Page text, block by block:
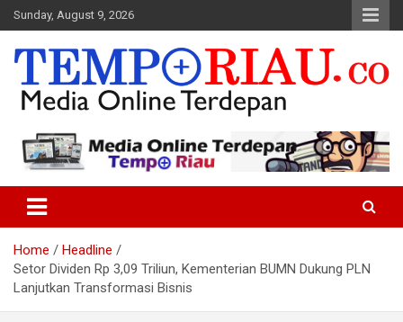
Skip
to
content
Sunday, August 9, 2026
Tempo Riau
Home
Headline
Setor Dividen Rp 3,09 Triliun, Kementerian BUMN Dukung PLN
Lanjutkan Transformasi Bisnis